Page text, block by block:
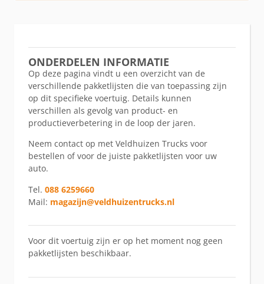
ONDERDELEN INFORMATIE
Op deze pagina vindt u een overzicht van de
verschillende pakketlijsten die van toepassing zijn
op dit specifieke voertuig. Details kunnen
verschillen als gevolg van product- en
productieverbetering in de loop der jaren.
Neem contact op met Veldhuizen Trucks voor
bestellen of voor de juiste pakketlijsten voor uw
auto.
Tel. 088 6259660
Mail: magazijn@veldhuizentrucks.nl
Voor dit voertuig zijn er op het moment nog geen
pakketlijsten beschikbaar.